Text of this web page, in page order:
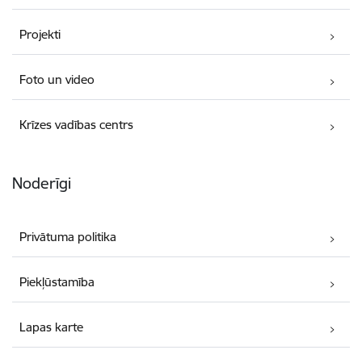
Projekti
Foto un video
Krīzes vadības centrs
Noderīgi
Privātuma politika
Piekļūstamība
Lapas karte